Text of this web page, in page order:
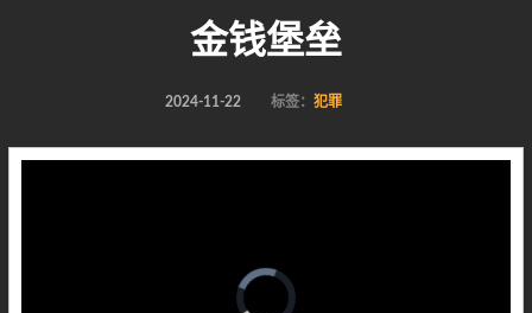
金钱堡垒
2024-11-22 标签： 犯罪
Video
Player
is